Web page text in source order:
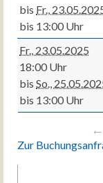
bis Fr.,
bis 13:00 Uhr
Fr., 23.05.2025
18:00 Uhr
bis So.,
bis 13:00 Uhr
←
Zur